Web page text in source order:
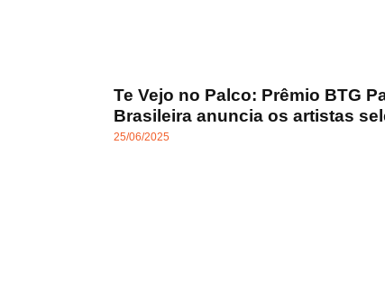
Te Vejo no Palco: Prêmio BTG
Brasileira anuncia os artistas
25/06/2025